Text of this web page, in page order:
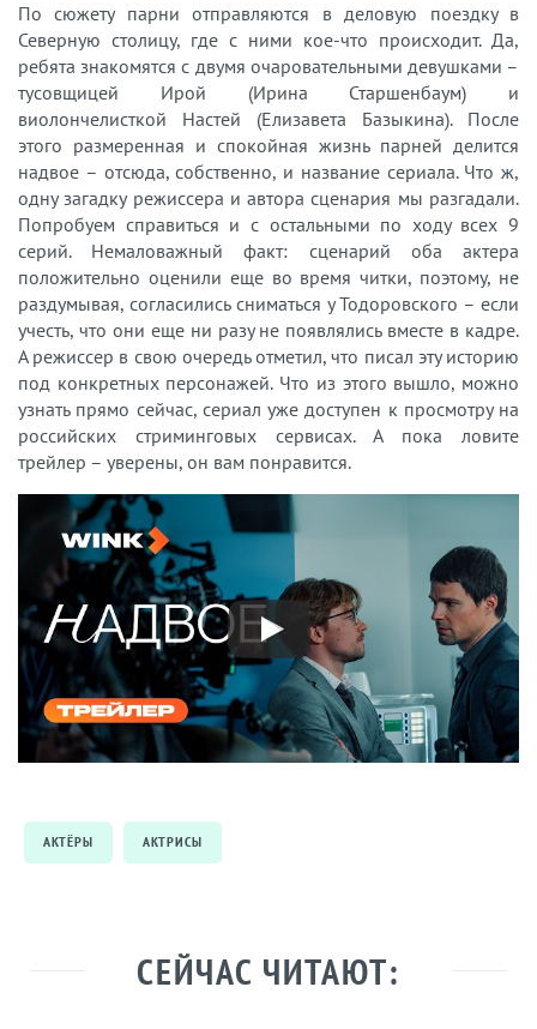
По сюжету парни отправляются в деловую поездку в
Северную столицу, где с ними кое-что происходит. Да,
ребята знакомятся с двумя очаровательными девушками –
тусовщицей Ирой (Ирина Старшенбаум) и
виолончелисткой Настей (Елизавета Базыкина). После
этого размеренная и спокойная жизнь парней делится
надвое – отсюда, собственно, и название сериала. Что ж,
одну загадку режиссера и автора сценария мы разгадали.
Попробуем справиться и с остальными по ходу всех 9
серий. Немаловажный факт: сценарий оба актера
положительно оценили еще во время читки, поэтому, не
раздумывая, согласились сниматься у Тодоровского – если
учесть, что они еще ни разу не появлялись вместе в кадре.
А режиссер в свою очередь отметил, что писал эту историю
под конкретных персонажей. Что из этого вышло, можно
узнать прямо сейчас, сериал уже доступен к просмотру на
российских стриминговых сервисах. А пока ловите
трейлер – уверены, он вам понравится.
АКТЁРЫ АКТРИСЫ
СЕЙЧАС ЧИТАЮТ: